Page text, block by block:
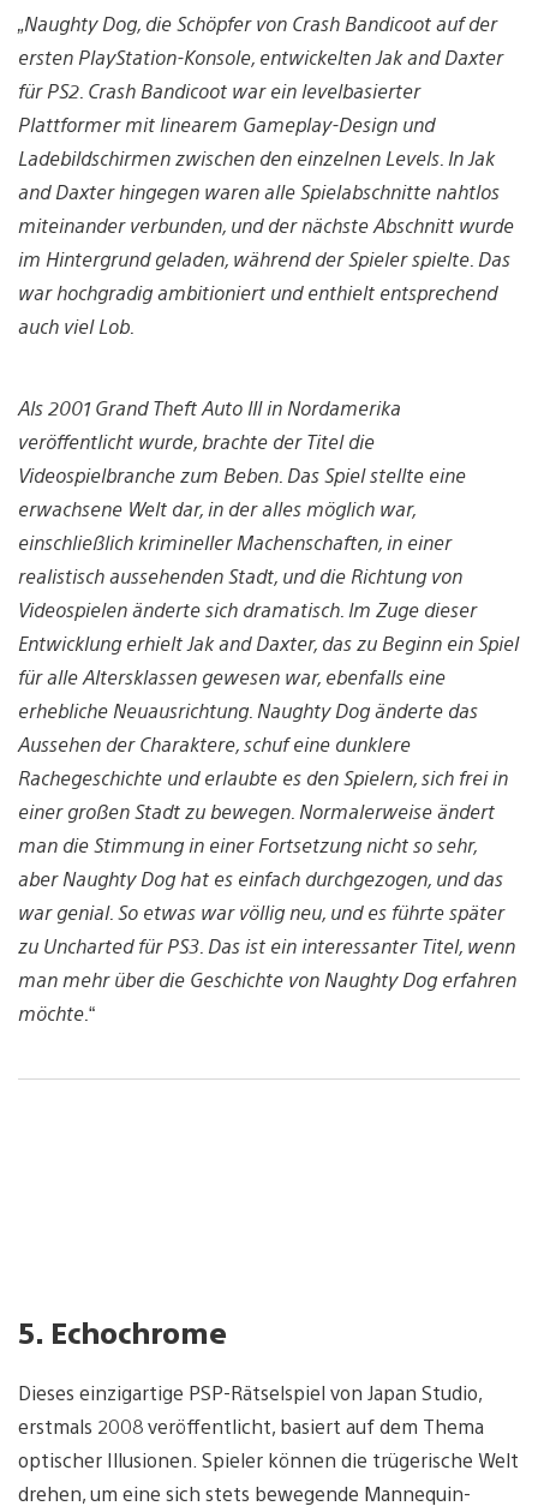
„Naughty Dog, die Schöpfer von Crash Bandicoot auf der
ersten PlayStation-Konsole, entwickelten Jak and Daxter
für PS2. Crash Bandicoot war ein levelbasierter
Plattformer mit linearem Gameplay-Design und
Ladebildschirmen zwischen den einzelnen Levels. In Jak
and Daxter hingegen waren alle Spielabschnitte nahtlos
miteinander verbunden, und der nächste Abschnitt wurde
im Hintergrund geladen, während der Spieler spielte. Das
war hochgradig ambitioniert und enthielt entsprechend
auch viel Lob.
Als 2001 Grand Theft Auto III in Nordamerika
veröffentlicht wurde, brachte der Titel die
Videospielbranche zum Beben. Das Spiel stellte eine
erwachsene Welt dar, in der alles möglich war,
einschließlich krimineller Machenschaften, in einer
realistisch aussehenden Stadt, und die Richtung von
Videospielen änderte sich dramatisch. Im Zuge dieser
Entwicklung erhielt Jak and Daxter, das zu Beginn ein Spiel
für alle Altersklassen gewesen war, ebenfalls eine
erhebliche Neuausrichtung. Naughty Dog änderte das
Aussehen der Charaktere, schuf eine dunklere
Rachegeschichte und erlaubte es den Spielern, sich frei in
einer großen Stadt zu bewegen. Normalerweise ändert
man die Stimmung in einer Fortsetzung nicht so sehr,
aber Naughty Dog hat es einfach durchgezogen, und das
war genial. So etwas war völlig neu, und es führte später
zu Uncharted für PS3. Das ist ein interessanter Titel, wenn
man mehr über die Geschichte von Naughty Dog erfahren
möchte.“
5. Echochrome
Dieses einzigartige PSP-Rätselspiel von Japan Studio,
erstmals 2008 veröffentlicht, basiert auf dem Thema
optischer Illusionen. Spieler können die trügerische Welt
drehen, um eine sich stets bewegende Mannequin-